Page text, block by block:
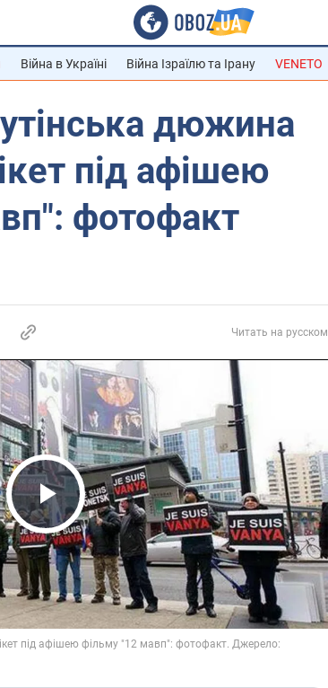
Війна в Україні Війна Ізраїлю та Ірану VENETO
дюжина
під афішею
фотофакт
Читать на русском
Play Video